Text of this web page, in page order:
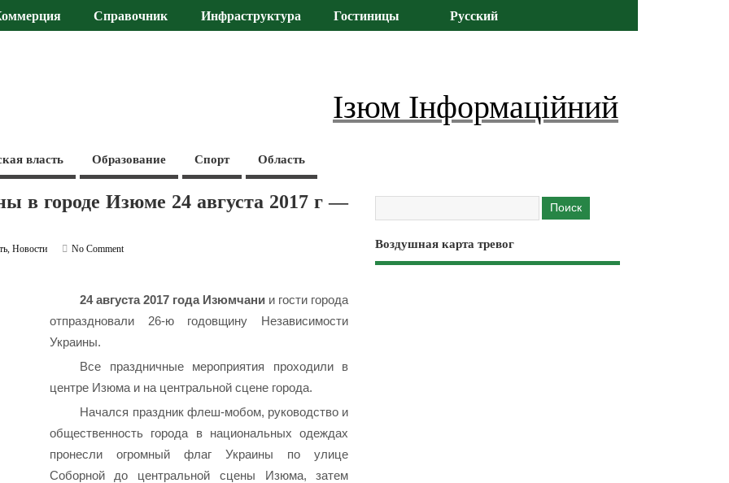
Справочник Инфраструктура Гостиницы Русский
Ізюм Інформаційний
власть Образование Спорт Область
в городе Изюме 24 августа 2017 г —
,Новости
No Comment
24 августа 2017 года Изюмчани и гости города
отпраздновали 26-ю годовщину Независимости
Украины.
Все праздничные мероприятия проходили в
центре Изюма и на центральной сцене города.
Начался праздник флеш-мобом, руководство и
общественность города в национальных одеждах
пронесли огромный флаг Украины по улице
Соборной до центральной сцены Изюма, затем
Воздушная карта тревог